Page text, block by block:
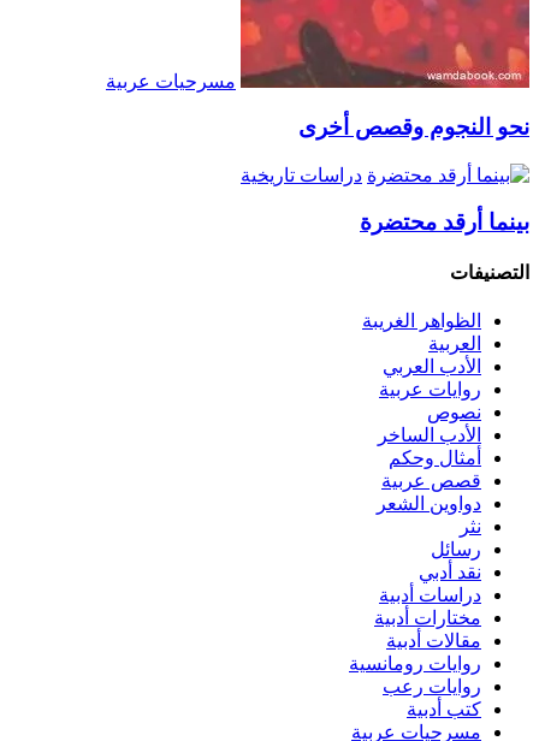
مسرحيات عربية
نحو النجوم وقصص أخرى
دراسات تاريخية
بينما أرقد محتضرة
التصنيفات
الظواهر الغريبة‏
العربية
الأدب العربي
روايات عربية
نصوص
الأدب الساخر
أمثال وحكم
قصص عربية
دواوين الشعر
نثر
رسائل
نقد أدبي
دراسات أدبية
مختارات أدبية
مقالات أدبية
روايات رومانسية
روايات رعب
كتب أدبية
مسرحيات عربية